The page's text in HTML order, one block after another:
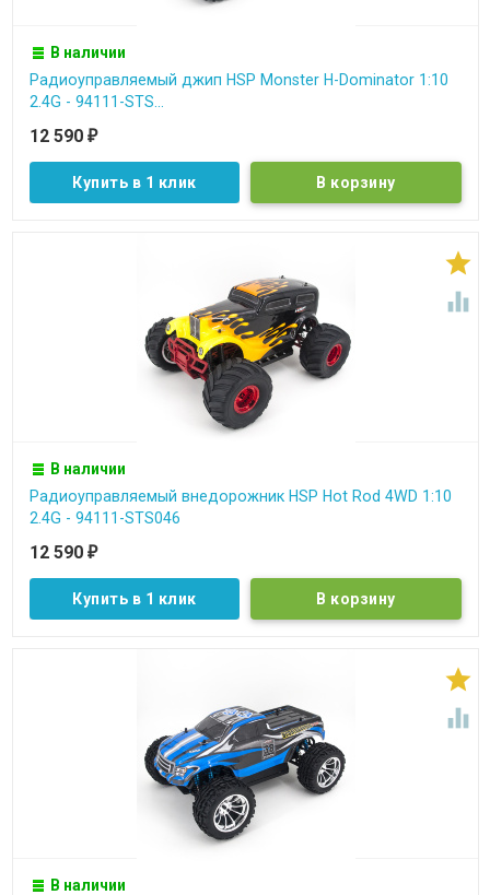
В наличии
Радиоуправляемый джип HSP Monster H-Dominator 1:10
2.4G - 94111-STS...
12 590 ₽
Купить в 1 клик


В наличии
Радиоуправляемый внедорожник HSP Hot Rod 4WD 1:10
2.4G - 94111-STS046
12 590 ₽
Купить в 1 клик


В наличии